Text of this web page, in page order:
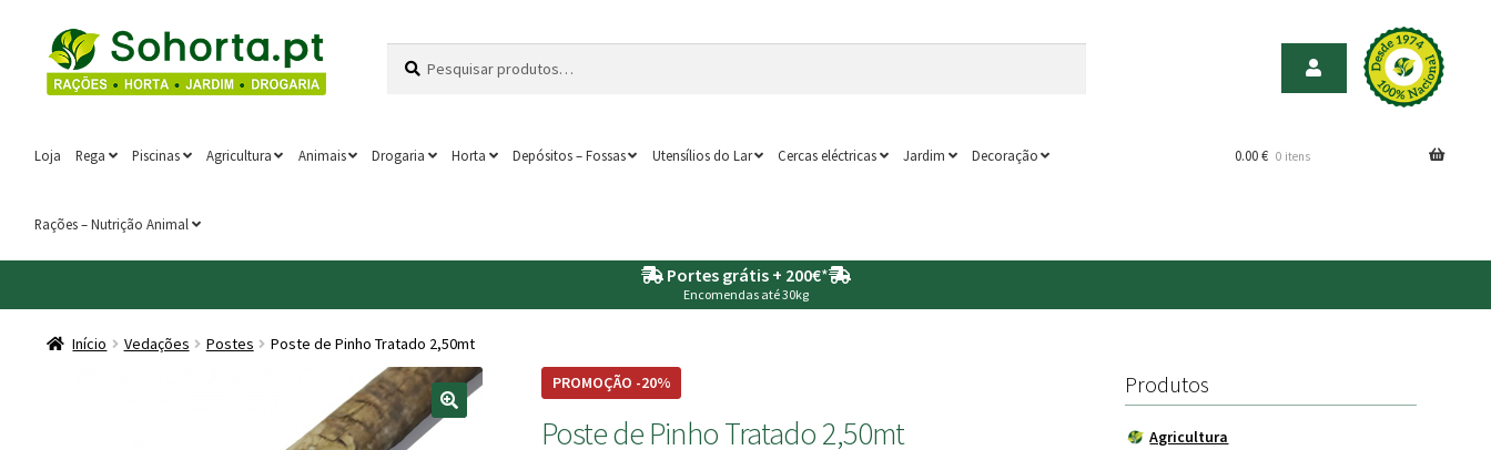
Ir
para
a
Saltar
para
o
por:
Loja Rega Piscinas Agricultura Animais Drogaria Horta Depósitos – Fossas Utensílios do Lar Cercas eléctricas Jardim Decoração
Rações – Nutrição Animal
0.00€ 0 itens
Portes grátis + 200€*
Encomendas até 30kg
Início Vedações Postes
Poste de Pinho Tratado 2,50mt
PROMOÇÃO -20%
Poste de Pinho Tratado 2,50mt
Produtos
Agricultura